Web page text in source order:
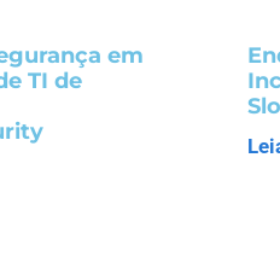
em
TI de